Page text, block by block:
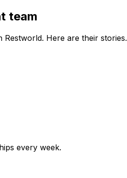
team
Here are their stories.
every week.